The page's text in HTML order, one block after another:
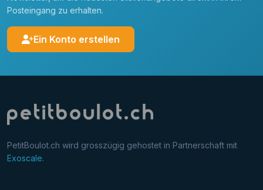
Posteingang zu erhalten.
Ein Konto erstellen
PetitBoulot.ch wird grosszügig gehostet in Partnerschaft mit
Exoscale.